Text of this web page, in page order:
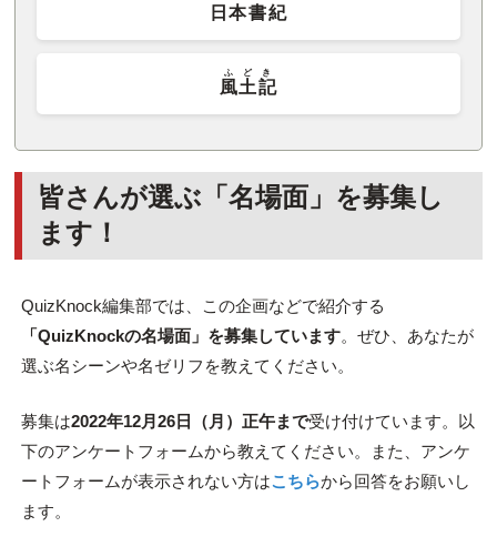
日本書紀
風土記
ふどき
皆さんが選ぶ「名場面」を募集し
ます！
QuizKnock編集部では、この企画などで紹介する
「QuizKnockの名場面」を募集しています。ぜひ、あなたが
選ぶ名シーンや名ゼリフを教えてください。
募集は2022年12月26日（月）正午まで受け付けています。以
下のアンケートフォームから教えてください。また、アンケ
ートフォームが表示されない方はこちらから回答をお願いし
ます。